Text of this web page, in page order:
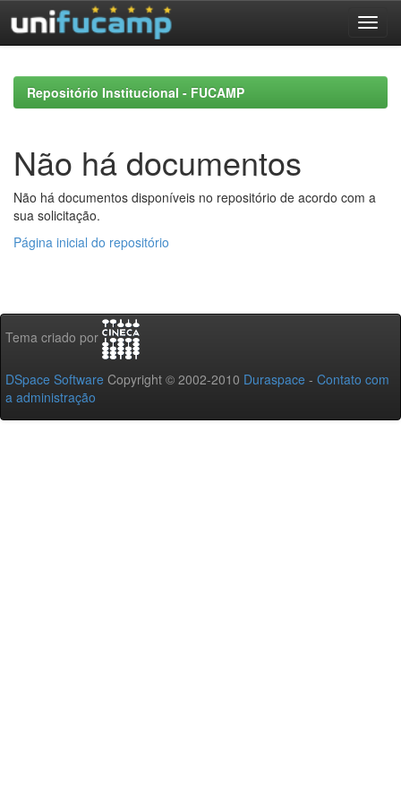
navigationRepositório Institucional - FUCAMP
Não há documentos
Não há documentos disponíveis no repositório de acordo com a
sua solicitação.
Página inicial do repositório
Tema criado por
DSpace Software Copyright © 2002-2010 Duraspace - Contato com
a administração